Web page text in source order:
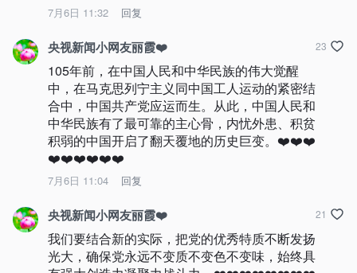
7月6日 11:32 回复
央视新闻小网友丽霞❤️
105年前，在中国人民和中华民族的伟大觉醒
中，在马克思列宁主义同中国工人运动的紧密结
合中，中国共产党应运而生。从此，中国人民和
中华民族有了最可靠的主心骨，内忧外患、积贫
积弱的中国开启了翻天覆地的历史巨变。❤️❤️❤️
❤️❤️❤️❤️❤️❤️
7月6日 11:04 回复
23
央视新闻小网友丽霞❤️
我们要结合新的实际，把党的优秀特质不断发扬
光大，确保党永远不变质不变色不变味，始终具
21